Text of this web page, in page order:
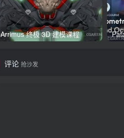
Arrimus 终极 3D 建模课程
评论 抢沙发